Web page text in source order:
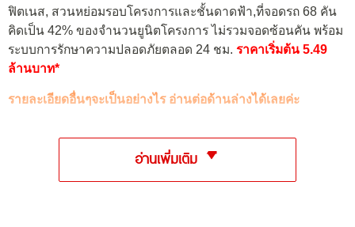
ฟิตเนส, สวนหย่อมรอบโครงการและชั้นดาดฟ้า,ที่จอดรถ 68 คัน
คิดเป็น 42% ของจำนวนยูนิตโครงการ ไม่รวมจอดซ้อนคัน พร้อม
ระบบการรักษาความปลอดภัยตลอด 24 ชม. ราคาเริ่มต้น 5.49
ล้านบาท*
รายละเอียดอื่นๆจะเป็นอย่างไร อ่านต่อด้านล่างได้เลยค่ะ
อ่านเพิ่มเติม